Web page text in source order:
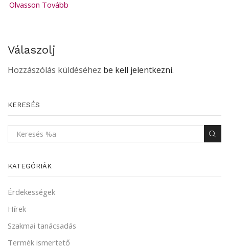
Olvasson Tovább
Válaszolj
Hozzászólás küldéséhez be kell jelentkezni.
KERESÉS
KATEGÓRIÁK
Érdekességek
Hírek
Szakmai tanácsadás
Termék ismertető